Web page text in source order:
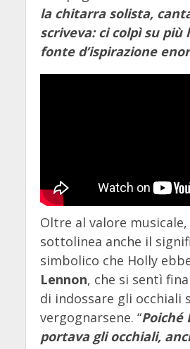
la chitarra solista,
scriveva: ci colpì su più
fonte d’ispirazione
Oltre al valore
sottolinea anche il
simbolico che Holly
Lennon, che si sentì
di indossare gli occhiali
vergognarsene. “Poiché
portava gli occhiali,